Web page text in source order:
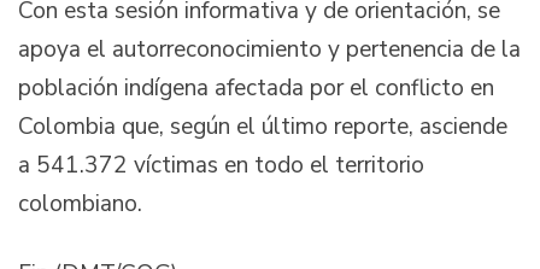
Con esta sesión informativa y de orientación, se
apoya el autorreconocimiento y pertenencia de la
población indígena afectada por el conflicto en
Colombia que, según el último reporte, asciende
a 541.372 víctimas en todo el territorio
colombiano.